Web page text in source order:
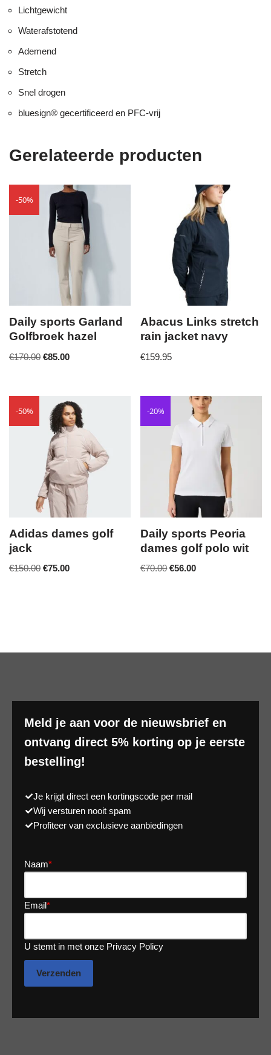
Lichtgewicht
Waterafstotend
Ademend
Stretch
Snel drogen
bluesign® gecertificeerd en PFC-vrij
Gerelateerde producten
-50%
Daily sports Garland
Golfbroek hazel
€170.00 €85.00
Abacus Links stretch
rain jacket navy
€159.95
-50%
Adidas dames golf
jack
€150.00 €75.00
-20%
Daily sports Peoria
dames golf polo wit
€70.00 €56.00
Meld je aan voor de nieuwsbrief en
ontvang direct 5% korting op je eerste
bestelling!
Je krijgt direct een kortingscode per mail
Wij versturen nooit spam
Profiteer van exclusieve aanbiedingen
Naam*
Email*
U stemt in met onze Privacy Policy
Verzenden